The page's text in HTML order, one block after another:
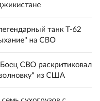
танк Т-62
на СВО
СВО раскритиковал
из США